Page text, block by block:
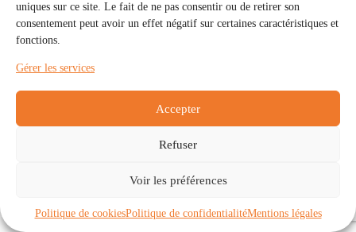
uniques sur ce site. Le fait de ne pas consentir ou de retirer son
consentement peut avoir un effet négatif sur certaines caractéristiques et
fonctions.
Gérer les services
Accepter
Refuser
Voir les préférences
Politique de cookiesPolitique de confidentialitéMentions légales
Communautés
À propos
Politique de cookies (UE)